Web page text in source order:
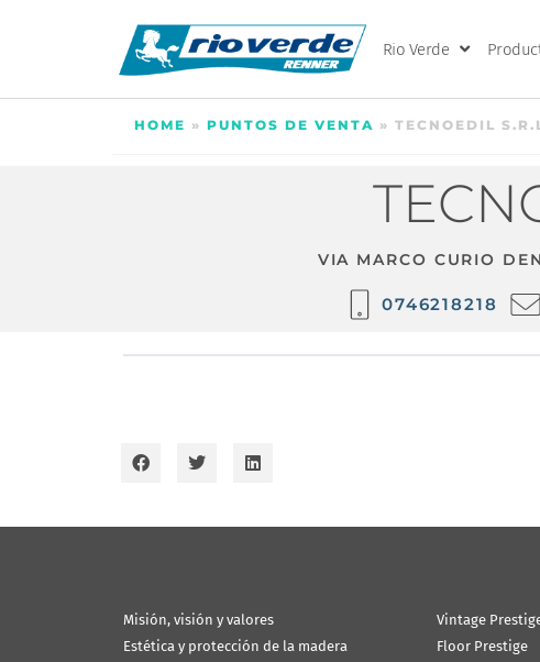
Rio Verde
HOME » PUNTOS DE VENTA » TECNOEDIL
VIA MARCO CURIO
0746218218
Misión, visión y valores
Estética y protección de la madera
Vintage
Floor Prestige